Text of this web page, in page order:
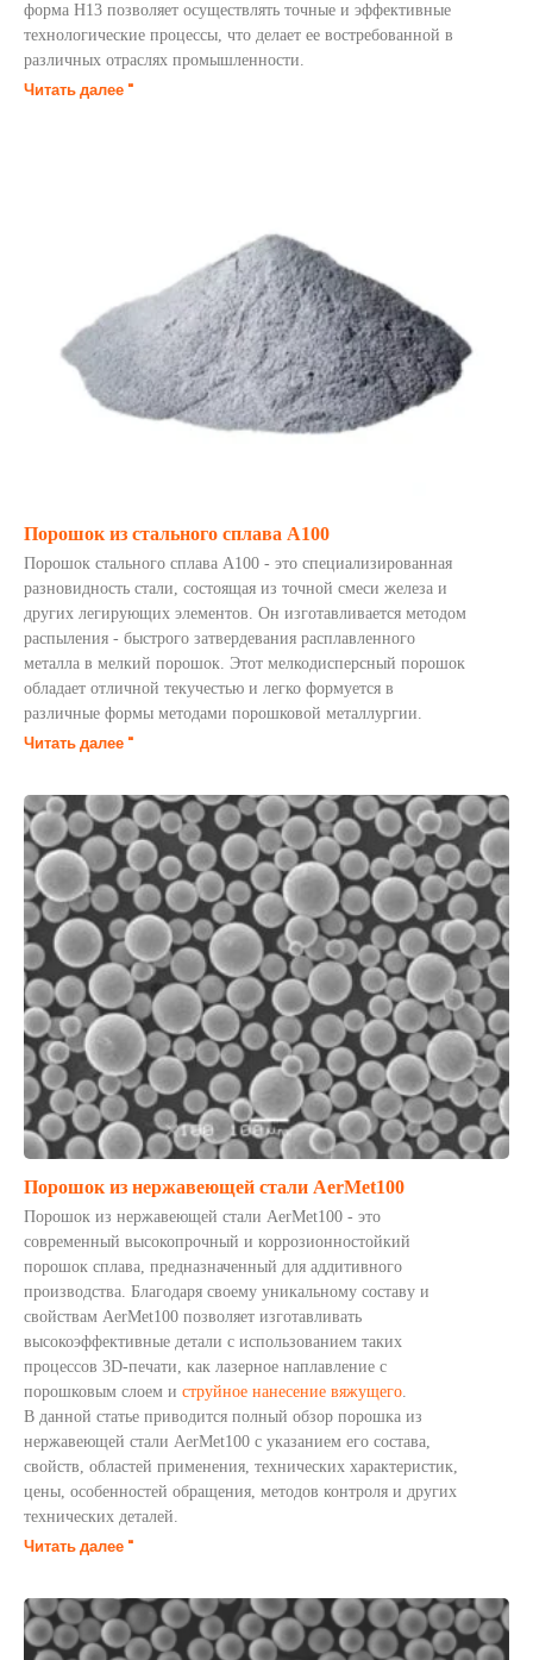
форма H13 позволяет осуществлять точные и эффективные
технологические процессы, что делает ее востребованной в
различных отраслях промышленности.
Читать далее "
Порошок из стального сплава A100
Порошок стального сплава А100 - это специализированная
разновидность стали, состоящая из точной смеси железа и
других легирующих элементов. Он изготавливается методом
распыления - быстрого затвердевания расплавленного
металла в мелкий порошок. Этот мелкодисперсный порошок
обладает отличной текучестью и легко формуется в
различные формы методами порошковой металлургии.
Читать далее "
Порошок из нержавеющей стали AerMet100
Порошок из нержавеющей стали AerMet100 - это
современный высокопрочный и коррозионностойкий
порошок сплава, предназначенный для аддитивного
производства. Благодаря своему уникальному составу и
свойствам AerMet100 позволяет изготавливать
высокоэффективные детали с использованием таких
процессов 3D-печати, как лазерное наплавление с
порошковым слоем и струйное нанесение вяжущего.
В данной статье приводится полный обзор порошка из
нержавеющей стали AerMet100 с указанием его состава,
свойств, областей применения, технических характеристик,
цены, особенностей обращения, методов контроля и других
технических деталей.
Читать далее "